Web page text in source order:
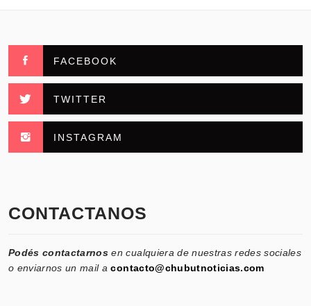
FACEBOOK
TWITTER
INSTAGRAM
CONTACTANOS
Podés contactarnos en cualquiera de nuestras redes sociales
o enviarnos un mail acontacto@chubutnoticias.com